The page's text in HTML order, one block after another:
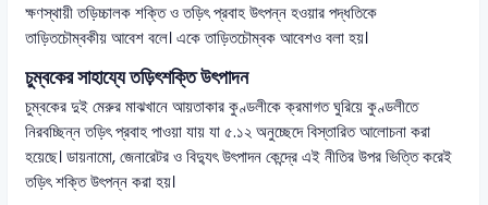
ক্ষণস্থায়ী তড়িচ্চালক শক্তি ও তড়িৎ প্রবাহ উৎপন্ন হওয়ার পদ্ধতিকে
তাড়িতচৌম্বকীয় আবেশ বলে। একে তাড়িতচৌম্বক আবেশও বলা হয়।
চুম্বকের সাহায্যে তড়িৎশক্তি উৎপাদন
চুম্বকের দুই মেরুর মাঝখানে আয়তাকার কুণ্ডলীকে ক্রমাগত ঘুরিয়ে কুণ্ডলীতে
নিরবচ্ছিন্ন তড়িৎ প্রবাহ পাওয়া যায় যা ৫.১২ অনুচ্ছেদে বিস্তারিত আলোচনা করা
হয়েছে। ডায়নামো, জেনারেটর ও বিদ্যুৎ উৎপাদন কেন্দ্রে এই নীতির উপর ভিত্তি করেই
তড়িৎ শক্তি উৎপন্ন করা হয়।